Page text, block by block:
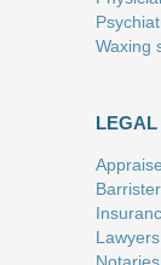
Waxing
LEGAL
Lawyers